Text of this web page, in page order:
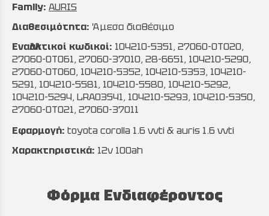
Family: AURIS
Διαθεσιμότητα: Άμεσα διαθέσιμο
Εναλλακτικοί κωδικοί: 104210-5351, 27060-0T020,
27060-0T061, 27060-37010, 28-6651, 104210-5290,
27060-0T060, 104210-5352, 104210-5353, 104210-
5291, 104210-5581, 104210-5580, 104210-5292,
104210-5294, LRA03541, 104210-5293, 104210-5350,
27060-0T021, 27060-37011
Εφαρμογή: toyota corolla 1.6 vvti & auris 1.6 vvti
Χαρακτηριστικά: 12v 100ah
Φόρμα Ενδιαφέροντος